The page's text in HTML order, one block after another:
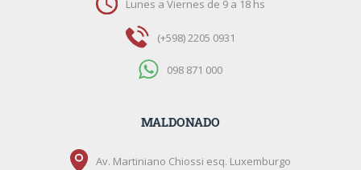
Lunes a Viernes de 9 a 18 hs
(+598) 2205 0931
098 871 000
MALDONADO
Av. Martiniano Chiossi esq. Luxemburgo